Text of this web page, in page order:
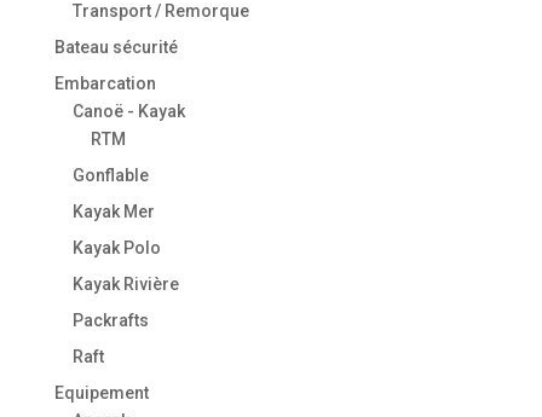
Transport / Remorque
Bateau sécurité
Embarcation
Canoë - Kayak
RTM
Gonflable
Kayak Mer
Kayak Polo
Kayak Rivière
Packrafts
Raft
Equipement